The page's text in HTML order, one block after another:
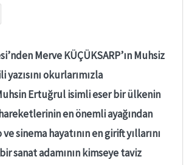
Merve KÜÇÜKSARP’ın Muhsiz
okurlarımızla
Ertuğrul isimli eser bir ülkenin
en önemli ayağından
sinema hayatının en girift yıllarını
sanat adamının kimseye taviz